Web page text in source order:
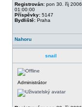
Registrován: pon 30. říj 2006
01:00:00
Příspěvky: 5147
Bydliště: Praha
Nahoru
snail
Administrátor